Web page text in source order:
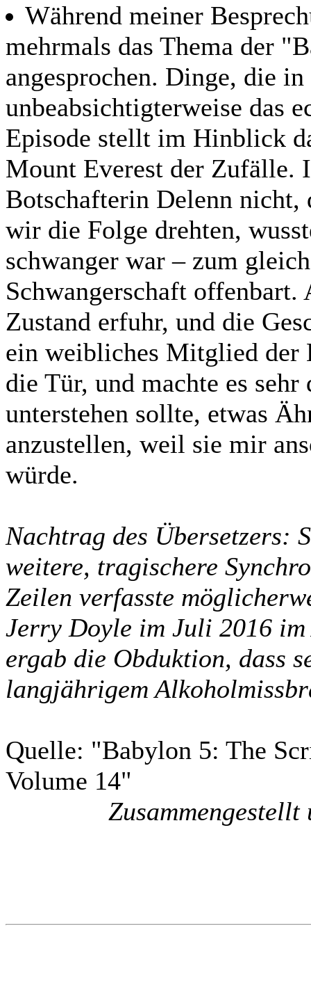
Während meiner
mehrmals das Thema der
angesprochen. Dinge, die
unbeabsichtigterweise das
Episode stellt im Hinblick
Mount Everest der Zufälle.
Botschafterin Delenn nicht,
wir die Folge drehten,
schwanger war – zum
Schwangerschaft
Zustand erfuhr, und die
ein weibliches Mitglied der
die Tür, und machte es
unterstehen sollte, etwas
anzustellen, weil sie mir
würde.
Nachtrag des Übersetzers:
weitere, tragischere
Zeilen verfasste
Jerry Doyle im Juli 2016
ergab die Obduktion, dass
langjährigem
Quelle: "Babylon 5: The
Volume 14"